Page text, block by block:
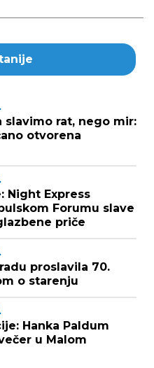
slavimo rat, nego mir:
otvorena
Night Express
Forumu slave
priče
proslavila 70.
o starenju
Hanka Paldum
u Malom